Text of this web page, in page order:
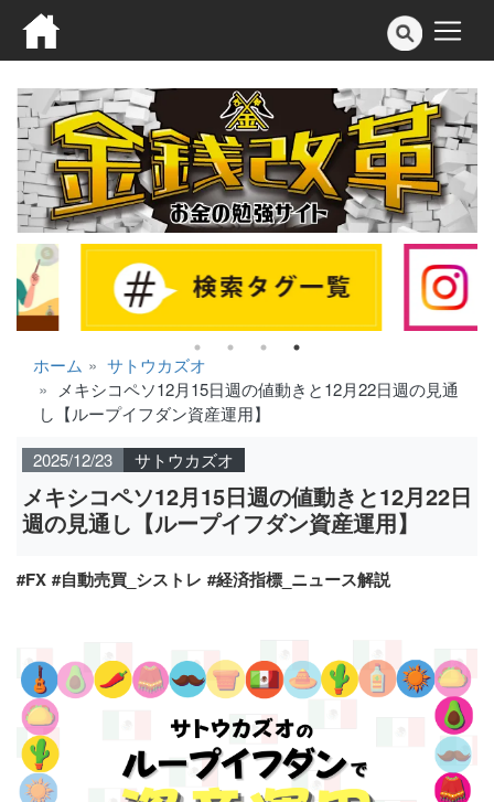
ホーム
サトウカズオ
メキシコペソ12月15日週の値動きと12月22日週の見通
し【ループイフダン資産運用】
2025/12/23
サトウカズオ
メキシコペソ12月15日週の値動きと12月22日
週の見通し【ループイフダン資産運用】
#FX #自動売買_シストレ #経済指標_ニュース解説